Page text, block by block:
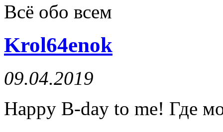
Всё обо всем
Krol64enok
09.04.2019
Happy B-day to me! Где